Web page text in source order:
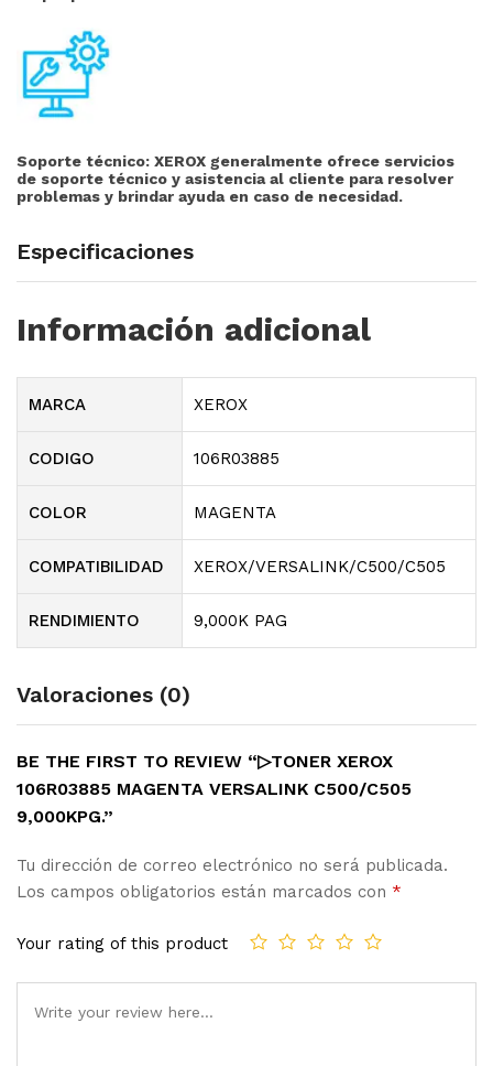
Soporte técnico: XEROX generalmente ofrece servicios
de soporte técnico y asistencia al cliente para resolver
problemas y brindar ayuda en caso de necesidad.
Especificaciones
Información adicional
MARCA XEROX
CODIGO 106R03885
COLOR MAGENTA
COMPATIBILIDAD XEROX/VERSALINK/C500/C505
RENDIMIENTO 9,000K PAG
Valoraciones (0)
BE THE FIRST TO REVIEW “▷TONER XEROX
106R03885 MAGENTA VERSALINK C500/C505
9,000KPG.”
Tu dirección de correo electrónico no será publicada.
Los campos obligatorios están marcados con *
Your rating of this product